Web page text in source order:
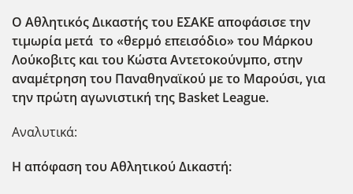
Ο Αθλητικός Δικαστής του ΕΣΑΚΕ αποφάσισε την
τιμωρία μετά το «θερμό επεισόδιο» του Μάρκου
Λούκοβιτς και του Κώστα Αντετοκούνμπο, στην
αναμέτρηση του Παναθηναϊκού με το Μαρούσι, για
την πρώτη αγωνιστική της Basket League.
Αναλυτικά:
Η απόφαση του Αθλητικού Δικαστή: